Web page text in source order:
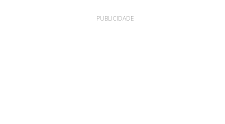
PUBLICIDADE